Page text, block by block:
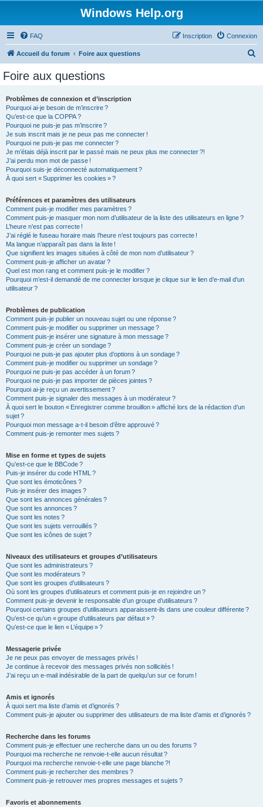
Windows Help.org
FAQ Connexion
Inscription
Accueil du forum Foire aux questions
Foire aux questions
Problèmes de connexion et d’inscription
Pourquoi ai-je besoin de m’inscrire ?
Qu’est-ce que la COPPA ?
Pourquoi ne puis-je pas m’inscrire ?
Je suis inscrit mais je ne peux pas me connecter !
Pourquoi ne puis-je pas me connecter ?
Je m’étais déjà inscrit par le passé mais ne peux plus me connecter ?!
J’ai perdu mon mot de passe !
Pourquoi suis-je déconnecté automatiquement ?
À quoi sert « Supprimer les cookies » ?
Préférences et paramètres des utilisateurs
Comment puis-je modifier mes paramètres ?
Comment puis-je masquer mon nom d’utilisateur de la liste des utilisateurs en ligne ?
L’heure n’est pas correcte !
J’ai réglé le fuseau horaire mais l’heure n’est toujours pas correcte !
Ma langue n’apparaît pas dans la liste !
Que signifient les images situées à côté de mon nom d’utilisateur ?
Comment puis-je afficher un avatar ?
Quel est mon rang et comment puis-je le modifier ?
Pourquoi m’est-il demandé de me connecter lorsque je clique sur le lien d’e-mail d’un
utilisateur ?
Problèmes de publication
Comment puis-je publier un nouveau sujet ou une réponse ?
Comment puis-je modifier ou supprimer un message ?
Comment puis-je insérer une signature à mon message ?
Comment puis-je créer un sondage ?
Pourquoi ne puis-je pas ajouter plus d’options à un sondage ?
Comment puis-je modifier ou supprimer un sondage ?
Pourquoi ne puis-je pas accéder à un forum ?
Pourquoi ne puis-je pas importer de pièces jointes ?
Pourquoi ai-je reçu un avertissement ?
Comment puis-je signaler des messages à un modérateur ?
À quoi sert le bouton « Enregistrer comme brouillon » affiché lors de la rédaction d’un
sujet ?
Pourquoi mon message a-t-il besoin d’être approuvé ?
Comment puis-je remonter mes sujets ?
Mise en forme et types de sujets
Qu’est-ce que le BBCode ?
Puis-je insérer du code HTML ?
Que sont les émoticônes ?
Puis-je insérer des images ?
Que sont les annonces générales ?
Que sont les annonces ?
Que sont les notes ?
Que sont les sujets verrouillés ?
Que sont les icônes de sujet ?
Niveaux des utilisateurs et groupes d’utilisateurs
Que sont les administrateurs ?
Que sont les modérateurs ?
Que sont les groupes d’utilisateurs ?
Où sont les groupes d’utilisateurs et comment puis-je en rejoindre un ?
Comment puis-je devenir le responsable d’un groupe d’utilisateurs ?
Pourquoi certains groupes d’utilisateurs apparaissent-ils dans une couleur différente ?
Qu’est-ce qu’un « groupe d’utilisateurs par défaut » ?
Qu’est-ce que le lien « L’équipe » ?
Messagerie privée
Je ne peux pas envoyer de messages privés !
Je continue à recevoir des messages privés non sollicités !
J’ai reçu un e-mail indésirable de la part de quelqu’un sur ce forum !
Amis et ignorés
À quoi sert ma liste d’amis et d’ignorés ?
Comment puis-je ajouter ou supprimer des utilisateurs de ma liste d’amis et d’ignorés ?
Recherche dans les forums
Comment puis-je effectuer une recherche dans un ou des forums ?
Pourquoi ma recherche ne renvoie-t-elle aucun résultat ?
Pourquoi ma recherche renvoie-t-elle une page blanche ?!
Comment puis-je rechercher des membres ?
Comment puis-je retrouver mes propres messages et sujets ?
Favoris et abonnements